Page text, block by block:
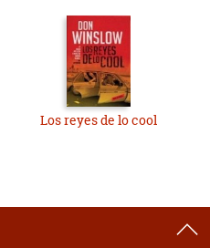
Los reyes de lo cool